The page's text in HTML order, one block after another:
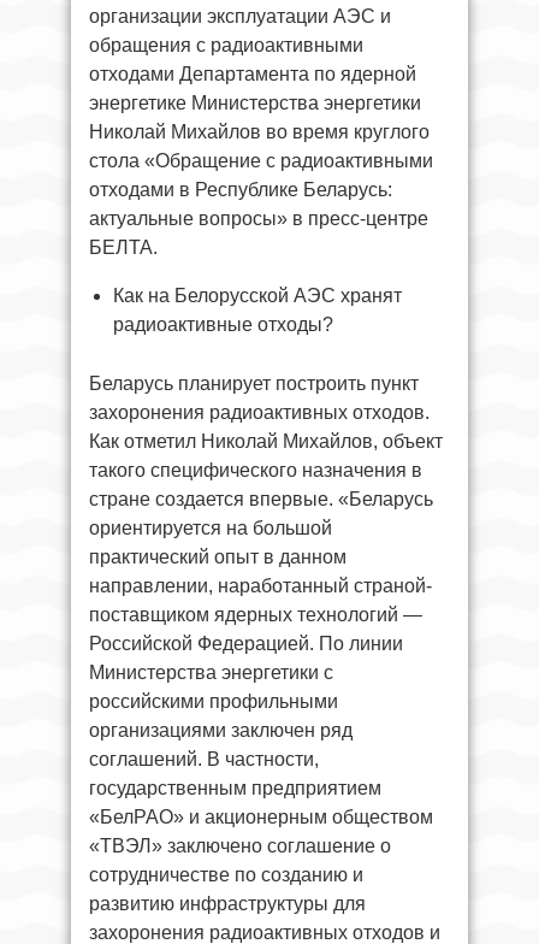
организации эксплуатации АЭС и
обращения с радиоактивными
отходами Департамента по ядерной
энергетике Министерства энергетики
Николай Михайлов во время круглого
стола «Обращение с радиоактивными
отходами в Республике Беларусь:
актуальные вопросы» в пресс-центре
БЕЛТА.
Как на Белорусской АЭС хранят
радиоактивные отходы?
Беларусь планирует построить пункт
захоронения радиоактивных отходов.
Как отметил Николай Михайлов, объект
такого специфического назначения в
стране создается впервые. «Беларусь
ориентируется на большой
практический опыт в данном
направлении, наработанный страной-
поставщиком ядерных технологий —
Российской Федерацией. По линии
Министерства энергетики с
российскими профильными
организациями заключен ряд
соглашений. В частности,
государственным предприятием
«БелРАО» и акционерным обществом
«ТВЭЛ» заключено соглашение о
сотрудничестве по созданию и
развитию инфраструктуры для
захоронения радиоактивных отходов и